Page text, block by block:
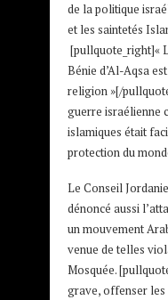
de la politique
et les saintetés
[pullquote_right]«
Bénie d’Al-Aqsa
religion »[/
guerre israélienne
islamiques était
protection du
Le Conseil
dénoncé aussi
un mouvement
venue de telles
Mosquée.
grave, offenser les